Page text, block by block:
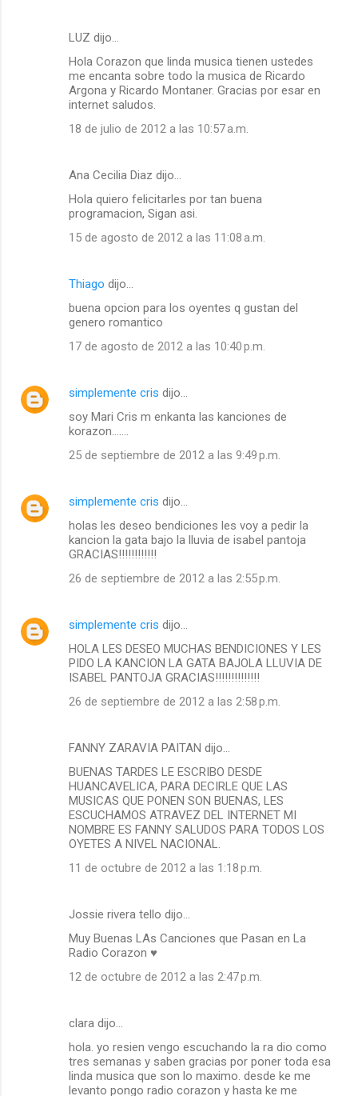
LUZ dijo…
Hola Corazon que linda musica tienen ustedes
me encanta sobre todo la musica de Ricardo
Argona y Ricardo Montaner. Gracias por esar en
internet saludos.
18 de julio de 2012 a las 10:57 a.m.
Ana Cecilia Diaz dijo…
Hola quiero felicitarles por tan buena
programacion, Sigan asi.
15 de agosto de 2012 a las 11:08 a.m.
Thiago dijo…
buena opcion para los oyentes q gustan del
genero romantico
17 de agosto de 2012 a las 10:40 p.m.
simplemente cris dijo…
soy Mari Cris m enkanta las kanciones de
korazon.......
25 de septiembre de 2012 a las 9:49 p.m.
simplemente cris dijo…
holas les deseo bendiciones les voy a pedir la
kancion la gata bajo la lluvia de isabel pantoja
GRACIAS!!!!!!!!!!!!
26 de septiembre de 2012 a las 2:55 p.m.
simplemente cris dijo…
HOLA LES DESEO MUCHAS BENDICIONES Y LES
PIDO LA KANCION LA GATA BAJOLA LLUVIA DE
ISABEL PANTOJA GRACIAS!!!!!!!!!!!!!!
26 de septiembre de 2012 a las 2:58 p.m.
FANNY ZARAVIA PAITAN dijo…
BUENAS TARDES LE ESCRIBO DESDE
HUANCAVELICA, PARA DECIRLE QUE LAS
MUSICAS QUE PONEN SON BUENAS, LES
ESCUCHAMOS ATRAVEZ DEL INTERNET MI
NOMBRE ES FANNY SALUDOS PARA TODOS LOS
OYETES A NIVEL NACIONAL.
11 de octubre de 2012 a las 1:18 p.m.
Jossie rivera tello dijo…
Muy Buenas LAs Canciones que Pasan en La
Radio Corazon ♥
12 de octubre de 2012 a las 2:47 p.m.
clara dijo…
hola. yo resien vengo escuchando la ra dio como
tres semanas y saben gracias por poner toda esa
linda musica que son lo maximo. desde ke me
levanto pongo radio corazon y hasta ke me